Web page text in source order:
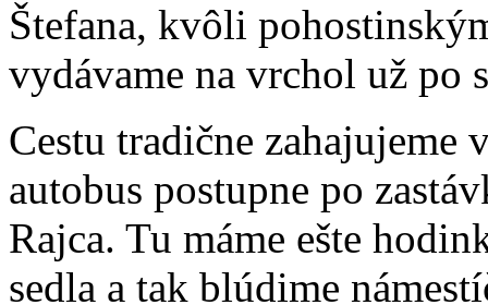
Štefana, kvôli
vydávame na vrchol už po
Cestu tradične zahajujeme
autobus postupne po
Rajca. Tu máme ešte
sedla a tak blúdime